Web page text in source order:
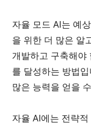
자율 모드 AI는 예
을 위한 더 많은 알
개발하고 구축해야
를 달성하는 방법
많은 능력을 얻을
자율 AI에는 전략